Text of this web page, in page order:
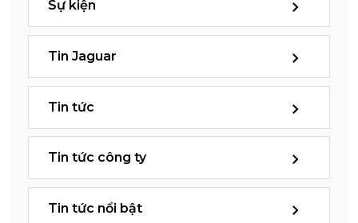
Sự kiện
Tin Jaguar
Tin tức
Tin tức công ty
Tin tức nổi bật